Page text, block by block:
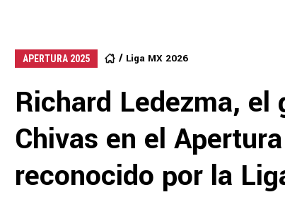
APERTURA 2025 Liga MX 2026
Richard Ledezma,
Chivas en el
reconocido por la